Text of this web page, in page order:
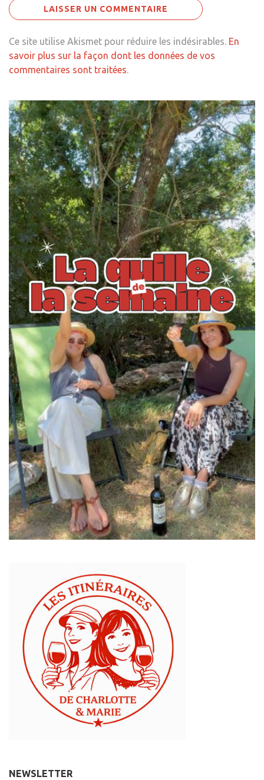
Ce site utilise Akismet pour réduire les indésirables. En
savoir plus sur la façon dont les données de vos
commentaires sont traitées.
NEWSLETTER